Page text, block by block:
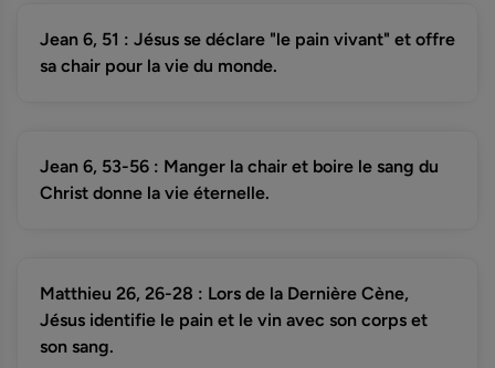
Jean 6, 51 : Jésus se déclare "le pain vivant" et offre
sa chair pour la vie du monde.
Jean 6, 53-56 : Manger la chair et boire le sang du
Christ donne la vie éternelle.
Matthieu 26, 26-28 : Lors de la Dernière Cène,
Jésus identifie le pain et le vin avec son corps et
son sang.